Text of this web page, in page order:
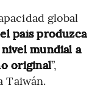
global
país produzca
mundial a
original”,
Taiwán.